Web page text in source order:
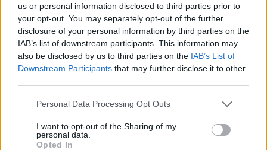
us or personal information disclosed to third parties prior to
your opt-out. You may separately opt-out of the further
disclosure of your personal information by third parties on the
IAB’s list of downstream participants. This information may
also be disclosed by us to third parties on the IAB’s List of
Downstream Participants that may further disclose it to other
Personal Data Processing Opt Outs
I want to opt-out of the Sharing of my
personal data.
Opted In
μπορεί να κάτσει στις γραμμές και να φαίνεται σαν κέικ. Αν
μπορείτε, συνιστώ πάντα να αναμειγνύετε δύο χρώματα για να
βρείτε την ιδανική απόχρωση. Και αν έχετε αμφιβολίες,
προτιμήστε μια απόχρωση που είναι λίγο πιο ζεστή, καθώς το
πολύ ανοιχτό χρώμα μπορεί να σας γεράσει. Για να
σταθεροποιήσετε το προϊόν, λατρεύω την Translucent Loose
Setting Powder της Laura Mercier».